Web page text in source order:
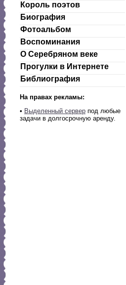
Король поэтов
Биография
Фотоальбом
Воспоминания
О Серебряном веке
Прогулки в Интернете
Библиография
На правах рекламы:
• Выделенный сервер под любые
задачи в долгосрочную аренду.